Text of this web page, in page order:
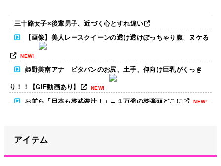
三十路女子×後輩男子、近づく心とすれ違い
【画像】美人レースクイーンの透け透けぽっちゃり腹、ヌケる
NEW!
姫野美南アナ ピタパンのお尻、土手、仰向け巨乳がくっき
り！！【GIF動画あり】 NEW!
お前ら「日本も核武装汁！」←１万発の核弾頭どこに NEW!
アイテム